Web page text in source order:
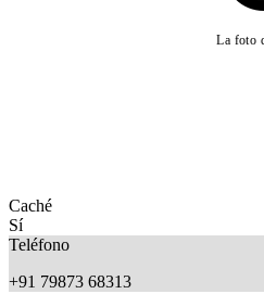
La foto
Caché
Sí
Teléfono
+91 79873 68313